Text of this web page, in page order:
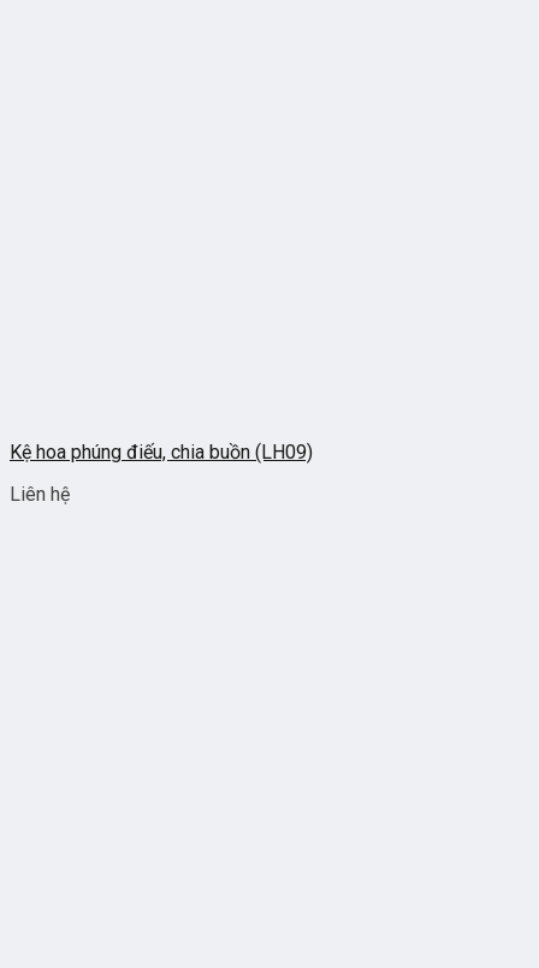
Kệ hoa phúng điếu, chia buồn (LH09)
Liên hệ